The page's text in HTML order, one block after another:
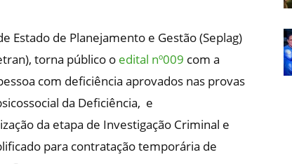
Estado de Planejamento e Gestão (Seplag)
torna público o edital nº009 com a
com deficiência aprovados nas provas
da Deficiência, e
da etapa de Investigação Criminal e
para contratação temporária de